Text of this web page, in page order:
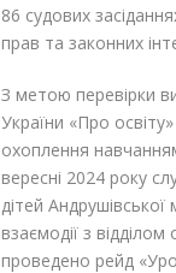
86 судових
прав та законних
З метою перевірки
України «Про
охоплення
вересні 2024 року
дітей Андрушівської
взаємодії з відділом
проведено рейд